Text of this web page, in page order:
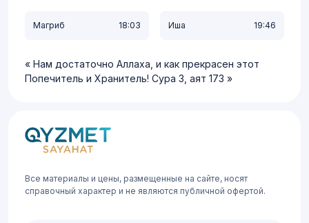
Магриб 18:03 Иша 19:46
Нам достаточно Аллаха, и как прекрасен этот
Попечитель и Хранитель! Сура 3, аят 173
Все материалы и цены, размещенные на сайте, носят
справочный характер и не являются публичной офертой.